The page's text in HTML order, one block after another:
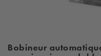
Bobineur